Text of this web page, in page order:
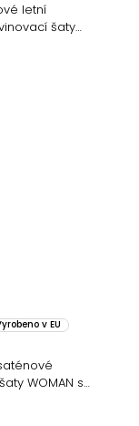
letní
šaty
páskem
v EU
WOMAN s